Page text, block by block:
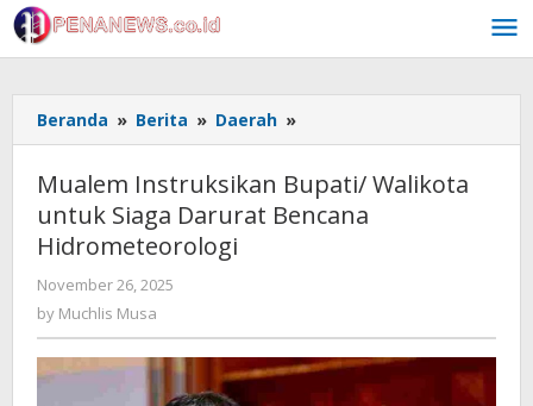
Skip
to
content
Beranda » Berita » Daerah »
Instruksikan
Walikota
untuk
Mualem Instruksikan Bupati/ Walikota
untuk Siaga Darurat Bencana
Hidrometeorologi
November 26, 2025
by Muchlis Musa